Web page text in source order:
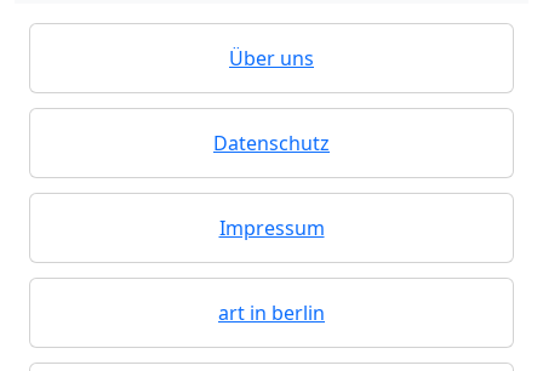
Über uns
Datenschutz
Impressum
art in berlin